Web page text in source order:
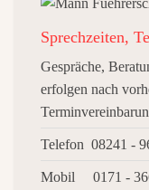
Sprechzeiten,
Gespräche,
erfolgen nach
Telefon 08241 -
Mobil 0171 -